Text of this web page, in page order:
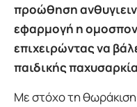
προώθηση
εφαρμογή η
επιχειρώντας να
παιδικής
Με στόχο τη